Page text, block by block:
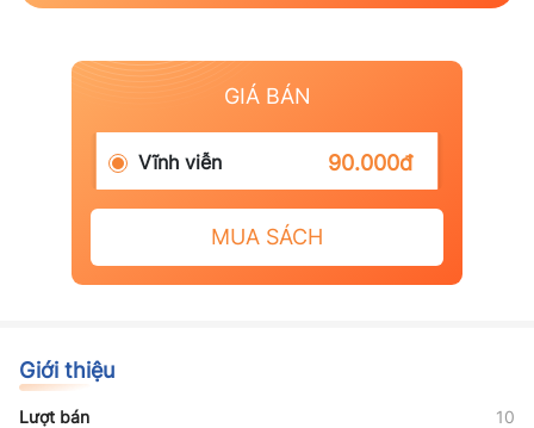
GIÁ BÁN
Vĩnh viễn 90.000đ
MUA SÁCH
Giới thiệu
Lượt bán 10